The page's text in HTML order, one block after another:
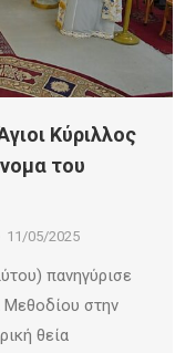
Κύριλλος
του
11/05/2025
πανηγύρισε
Μεθοδίου στην
θεία